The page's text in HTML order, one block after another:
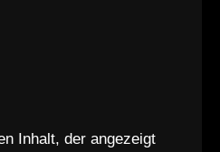
Inhalt, der angezeigt